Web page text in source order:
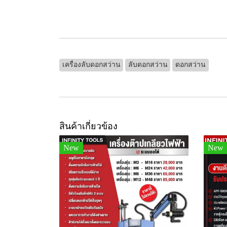
เครื่องลับดอกสว่าน ลับดอกสว่าน ดอกสว่าน
สินค้าเกี่ยวข้อง
New New